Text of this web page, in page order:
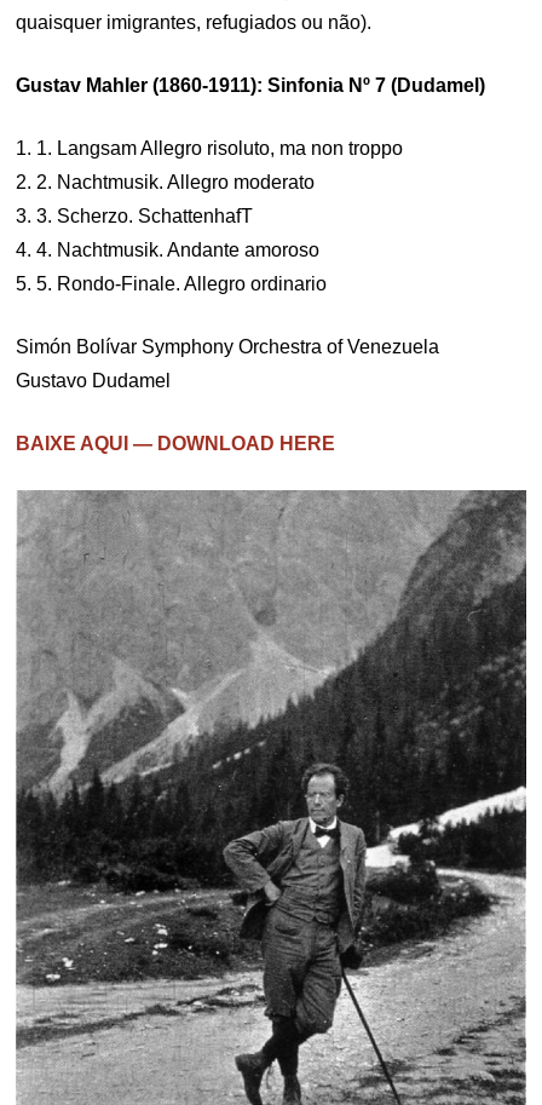
quaisquer imigrantes, refugiados ou não).
Gustav Mahler (1860-1911): Sinfonia Nº 7 (Dudamel)
1. 1. Langsam Allegro risoluto, ma non troppo
2. 2. Nachtmusik. Allegro moderato
3. 3. Scherzo. SchattenhafT
4. 4. Nachtmusik. Andante amoroso
5. 5. Rondo-Finale. Allegro ordinario
Simón Bolívar Symphony Orchestra of Venezuela
Gustavo Dudamel
BAIXE AQUI — DOWNLOAD HERE